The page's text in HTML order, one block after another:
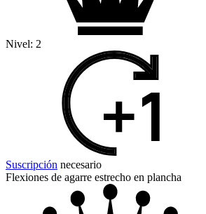
Nivel: 2
Suscripción necesario
Flexiones de agarre estrecho en plancha